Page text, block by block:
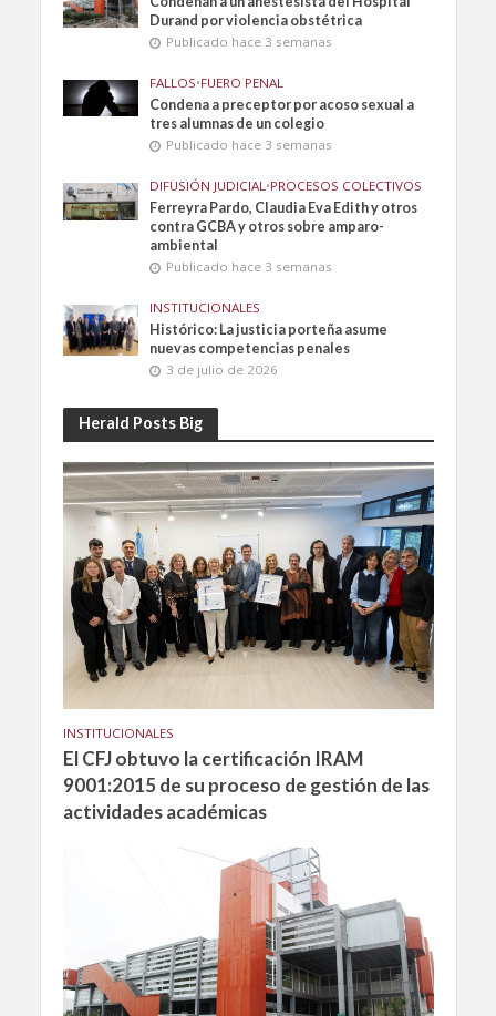
Durand por violencia obstétrica
Publicado hace 3 semanas
FALLOS•FUERO PENAL
Condena a preceptor por acoso sexual a
tres alumnas de un colegio
Publicado hace 3 semanas
DIFUSIÓN JUDICIAL •PROCESOS COLECTIVOS
Ferreyra Pardo, Claudia Eva Edith y otros
contra GCBA y otros sobre amparo-
ambiental
Publicado hace 3 semanas
INSTITUCIONALES
Histórico: La justicia porteña asume
nuevas competencias penales
3 de julio de 2026
Herald Posts Big
INSTITUCIONALES
El CFJ obtuvo la certificación IRAM
9001:2015 de su proceso de gestión de las
actividades académicas